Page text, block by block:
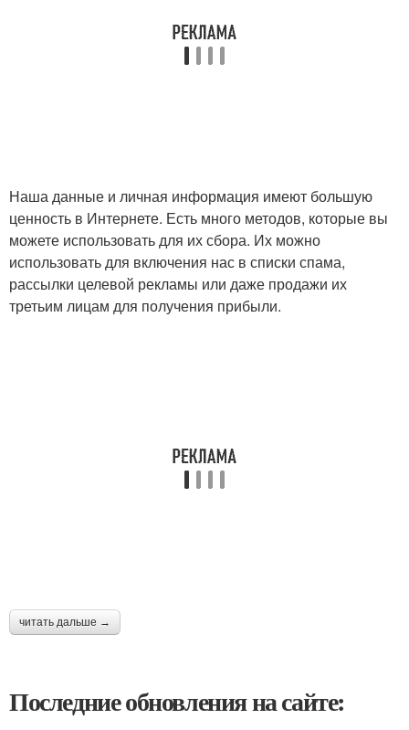
Наша данные и личная информация имеют большую
ценность в Интернете. Есть много методов, которые вы
можете использовать для их сбора. Их можно
использовать для включения нас в списки спама,
рассылки целевой рекламы или даже продажи их
третьим лицам для получения прибыли.
читать дальше →
Последние обновления на сайте: